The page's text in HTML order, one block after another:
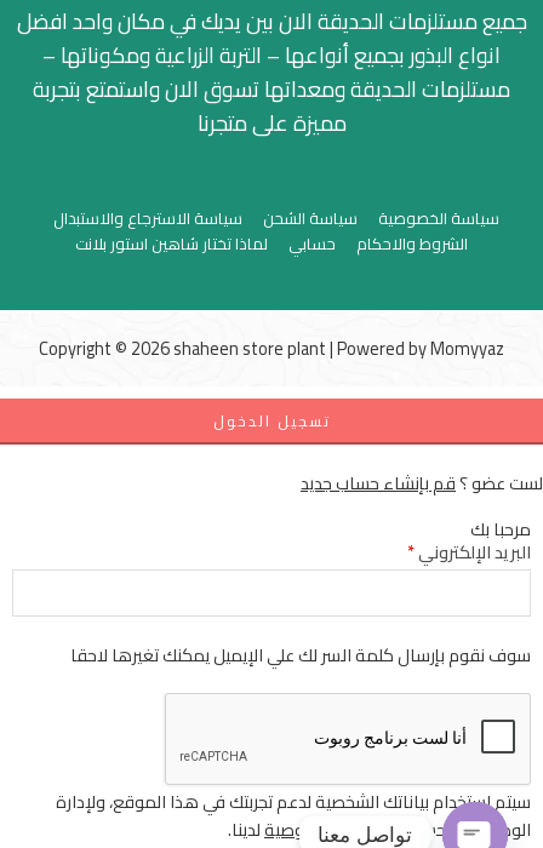
جميع مستلزمات الحديقة الان بين يديك في مكان واحد افضل
انواع البذور بجميع أنواعها – التربة الزراعية ومكوناتها –
مستلزمات الحديقة ومعداتها تسوق الان واستمتع بتجربة
مميزة على متجرنا
سياسة الخصوصية سياسة الشحن
سياسة الاسترجاع والاستبدال
الشروط والاحكام
حسابي لماذا تختار شاهين استور بلانت
Copyright © 2026 shaheen store plant | Powered byMomyyaz
تسجيل الدخول
لست عضو ؟قم بإنشاء حساب جديد
مرحبا بك
البريد الإلكتروني*
سوف نقوم بإرسال كلمة السر لك علي الإيميل يمكنك تغيرها لاحقا
سيتم استخدام بياناتك الشخصية لدعم تجربتك في هذا الموقع، ولإدارة
الوصول إلى حسابكسياسة الخصوصيةلدينا. تواصل معنا